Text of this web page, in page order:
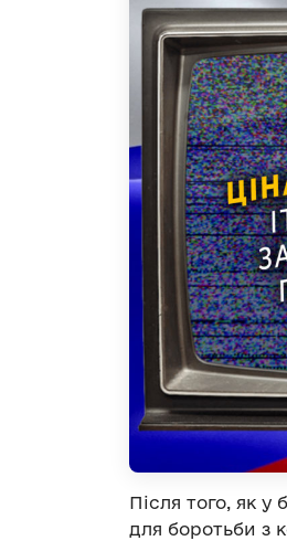
Після того, як у
для боротьби з